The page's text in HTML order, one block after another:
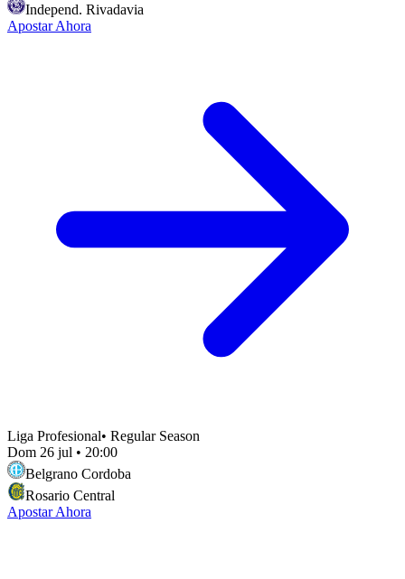
Independ. Rivadavia
Apostar Ahora
Liga Profesional• Regular Season
Dom 26 jul • 20:00
Belgrano Cordoba
Rosario Central
Apostar Ahora